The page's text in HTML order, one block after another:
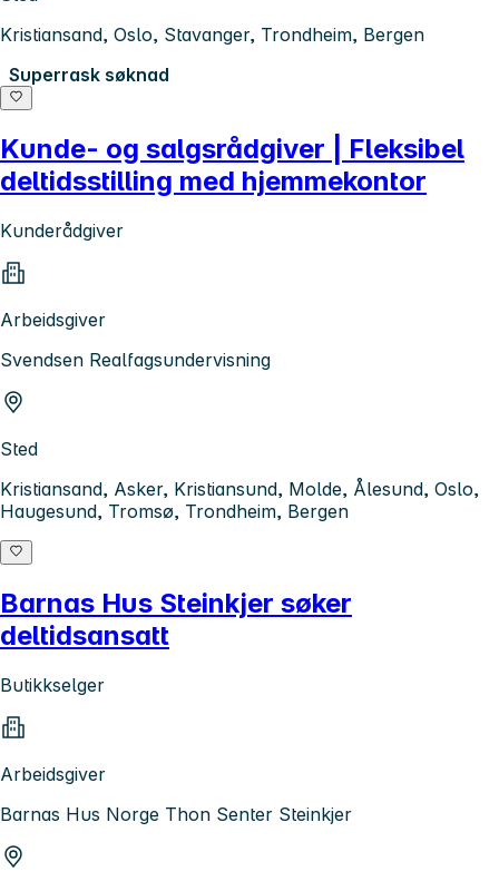
Kristiansand, Oslo, Stavanger, Trondheim, Bergen
Superrask søknad
Kunde- og salgsrådgiver | Fleksibel
deltidsstilling med hjemmekontor
Kunderådgiver
Arbeidsgiver
Svendsen Realfagsundervisning
Sted
Kristiansand, Asker, Kristiansund, Molde, Ålesund, Oslo,
Haugesund, Tromsø, Trondheim, Bergen
Barnas Hus Steinkjer søker
deltidsansatt
Butikkselger
Arbeidsgiver
Barnas Hus Norge Thon Senter Steinkjer